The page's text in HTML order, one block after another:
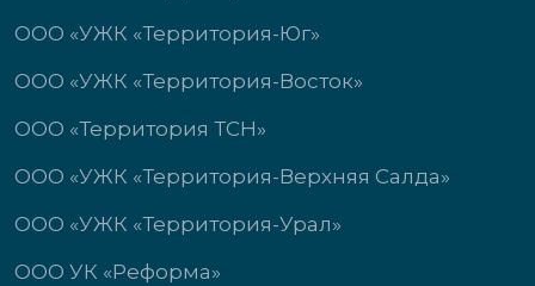
ООО «УЖК «Территория-Юг»
ООО «УЖК «Территория-Восток»
ООО «Территория ТСН»
ООО «УЖК «Территория-Верхняя Салда»
ООО «УЖК «Территория-Урал»
ООО УК «Реформа»